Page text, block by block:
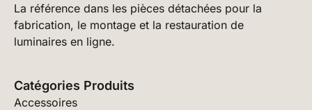
La référence dans les pièces détachées pour la
fabrication, le montage et la restauration de
luminaires en ligne.
Catégories Produits
Accessoires